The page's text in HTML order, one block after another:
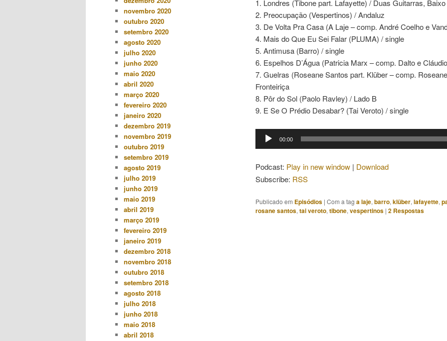
1. Londres (Tibone part. Lafayette) / Duas Guitarras,
2. Preocupação (Vespertinos) / Andaluz
3. De Volta Pra Casa (A Laje – comp. André Coelho e
4. Mais do Que Eu Sei Falar (PLUMA) / single
5. Antimusa (Barro) / single
6. Espelhos D’Água (Patricia Marx – comp. Dalto e
7. Guelras (Roseane Santos part. Klüber – comp.
Fronteiriça
8. Pôr do Sol (Paolo Ravley) / Lado B
9. E Se O Prédio Desabar? (Tai Veroto) / single
Tocador 00:00
Podcast: Play in new window | Download
Subscribe: RSS
Publicado em Episódios | Com a tag a laje, barro, klüber, lafayette,
rosane santos, tai veroto, tibone, vespertinos | 2 Respostas
novembro 2020
outubro 2020
setembro 2020
agosto 2020
julho 2020
junho 2020
maio 2020
abril 2020
março 2020
fevereiro 2020
janeiro 2020
dezembro 2019
novembro 2019
outubro 2019
setembro 2019
agosto 2019
julho 2019
junho 2019
maio 2019
abril 2019
março 2019
fevereiro 2019
janeiro 2019
dezembro 2018
novembro 2018
outubro 2018
setembro 2018
agosto 2018
julho 2018
junho 2018
maio 2018
abril 2018